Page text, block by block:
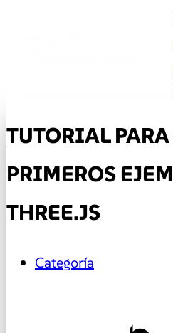
TUTORIAL PARA
PRIMEROS
THREE.JS
Categoría